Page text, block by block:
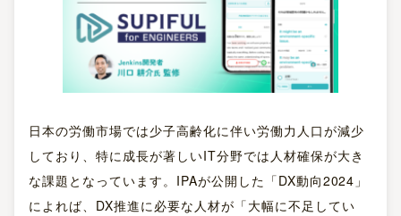
日本の労働市場では少子高齢化に伴い労働力人口が減少
しており、特に成長が著しいIT分野では人材確保が大き
な課題となっています。IPAが公開した「DX動向2024」
によれば、DX推進に必要な人材が「大幅に不足してい